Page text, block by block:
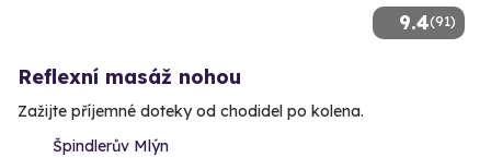
9.4(91)
Reflexní masáž nohou
Zažijte příjemné doteky od chodidel po kolena.
Špindlerův Mlýn